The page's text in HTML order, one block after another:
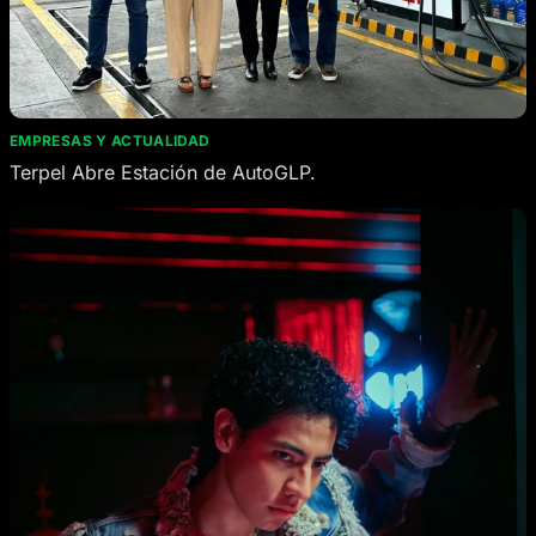
EMPRESAS Y ACTUALIDAD
Terpel Abre Estación de AutoGLP.